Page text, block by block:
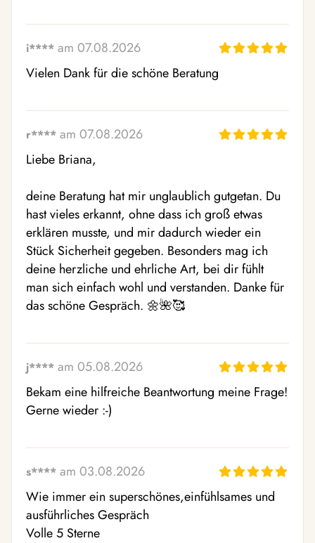
i**** am 07.08.2026
Vielen Dank für die schöne Beratung
r**** am 07.08.2026
Liebe Briana,
deine Beratung hat mir unglaublich gutgetan. Du
hast vieles erkannt, ohne dass ich groß etwas
erklären musste, und mir dadurch wieder ein
Stück Sicherheit gegeben. Besonders mag ich
deine herzliche und ehrliche Art, bei dir fühlt
man sich einfach wohl und verstanden. Danke für
das schöne Gespräch. 🌼🌺🥰
j**** am 05.08.2026
Bekam eine hilfreiche Beantwortung meine Frage!
Gerne wieder :-)
s**** am 03.08.2026
Wie immer ein superschönes,einfühlsames und
ausführliches Gespräch
Volle 5 Sterne